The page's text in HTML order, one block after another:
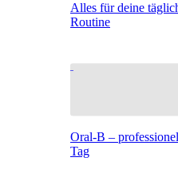
Alles für deine
Routine
Oral-B –
Tag